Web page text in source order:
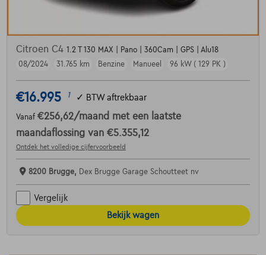
Citroen C4 1.2 T 130 MAX | Pano | 360Cam | GPS | Alu18
08/2024
31.765 km Benzine Manueel 96 kW ( 129 PK )
€16.995 1 ✓ BTW aftrekbaar
Vanaf €256,62/maand met een laatste
maandaflossing van €5.355,12
Ontdek het volledige cijfervoorbeeld
8200 Brugge, Dex Brugge Garage Schoutteet nv
Vergelijk
Bekijk wagen